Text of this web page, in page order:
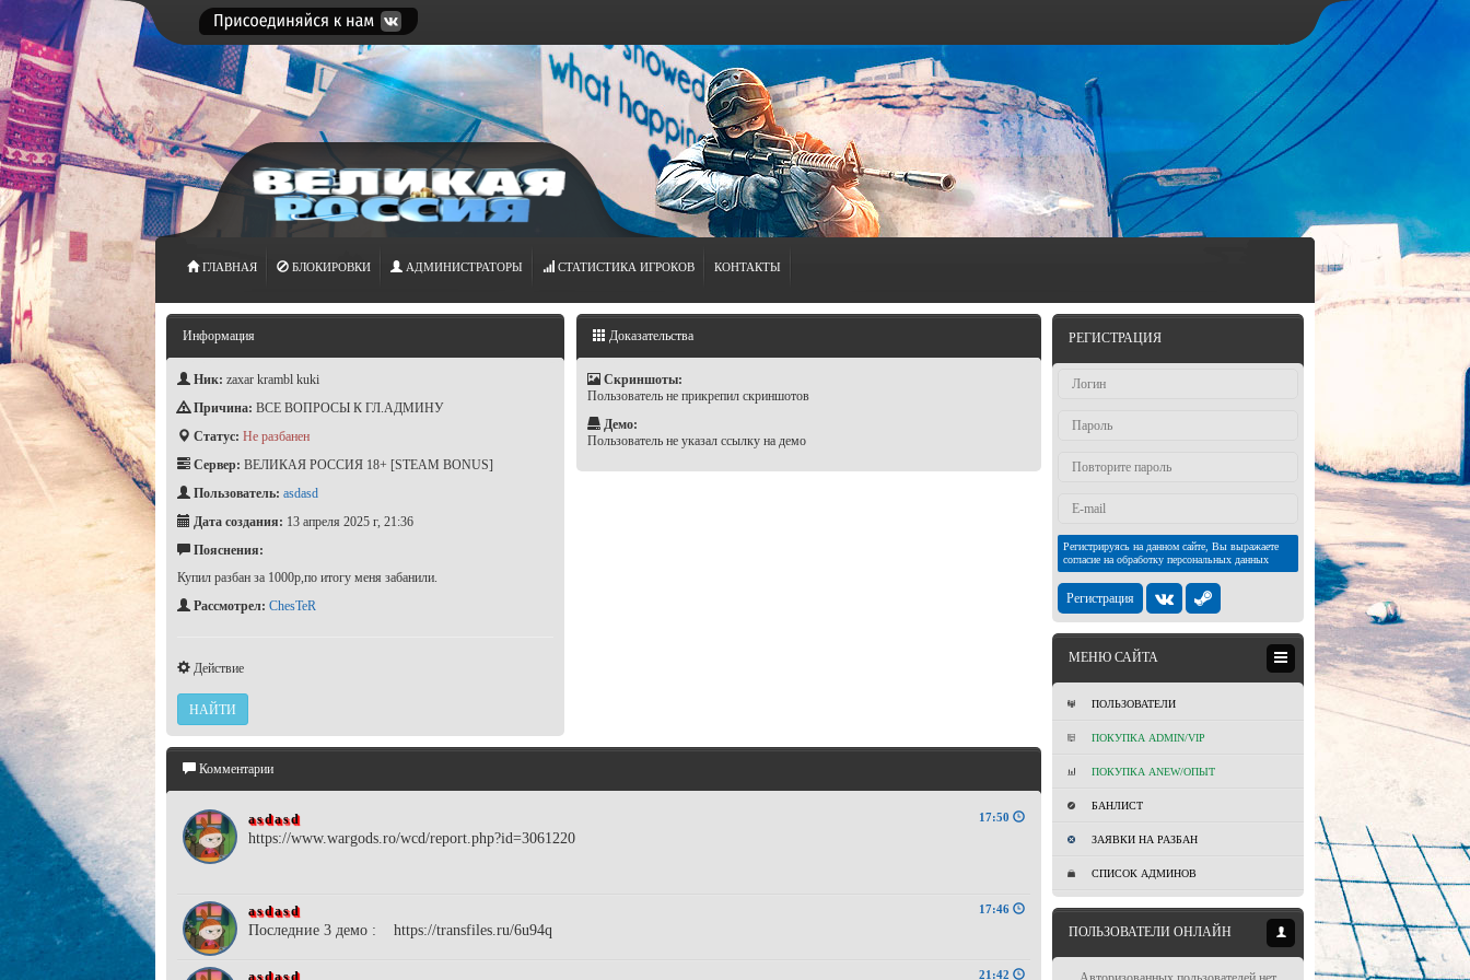
ГЛАВНАЯ БЛОКИРОВКИ АДМИНИСТРАТОРЫ СТАТИСТИКА ИГРОКОВ КОНТАКТЫ
Информация
Ник: zaxar krambl kuki
Причина: ВСЕ ВОПРОСЫ К ГЛ.АДМИНУ
Статус: Не разбанен
Сервер: ВЕЛИКАЯ РОССИЯ 18+ [STEAM BONUS]
Пользователь: asdasd
Дата создания: 13 апреля 2025 г, 21:36
Пояснения:
Купил разбан за 1000р,по итогу меня забанили.
Рассмотрел: ChesTeR
Действие
НАЙТИ
Доказательства
Скриншоты:
Пользователь не прикрепил скриншотов
Демо:
Пользователь не указал ссылку на демо
Комментарии
asdasd 17:50
https://www.wargods.ro/wcd/report.php?id=3061220
asdasd 17:46
Последние 3 демо : https://transfiles.ru/6u94q
asdasd 21:42
РЕГИСТРАЦИЯ
Регистрируясь на данном сайте, Вы выражаете
согласие на обработку персональных данных
Регистрация
МЕНЮ САЙТА
ПОЛЬЗОВАТЕЛИ
ПОКУПКА ADMIN/VIP
ПОКУПКА ANEW/ОПЫТ
БАНЛИСТ
ЗАЯВКИ НА РАЗБАН
СПИСОК АДМИНОВ
ПОЛЬЗОВАТЕЛИ ОНЛАЙН